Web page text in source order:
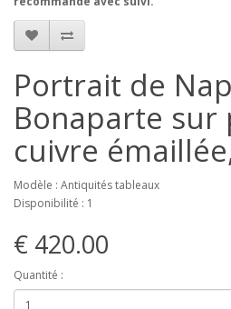
Portrait de
Bonaparte sur
cuivre
Modèle : Antiquités tableaux
Disponibilité : 1
€ 420.00
Quantité :